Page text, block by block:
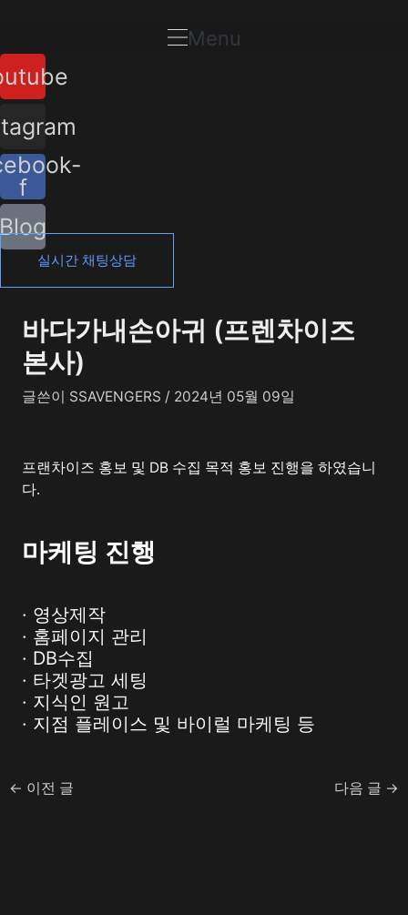
츠
로
건
너
뛰
기
Menu
f
Blog
실시간 채팅상담
바다가내손아귀 (프렌차이즈
본사)
글쓴이 SSAVENGERS / 2024년 05월 09일
프랜차이즈 홍보 및 DB 수집 목적 홍보 진행을 하였습니
다.
마케팅 진행
· 영상제작
· 홈페이지 관리
· DB수집
· 타겟광고 세팅
· 지식인 원고
· 지점 플레이스 및 바이럴 마케팅 등
트
탐
색
← 이전 글 다음 글 →